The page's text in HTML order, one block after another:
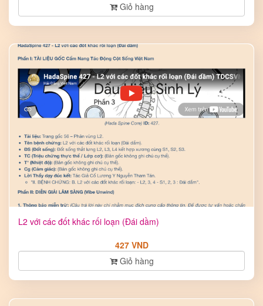
Giỏ hàng
L2 với các đốt khác rối loạn (Đái dầm)
427 VND
Giỏ hàng